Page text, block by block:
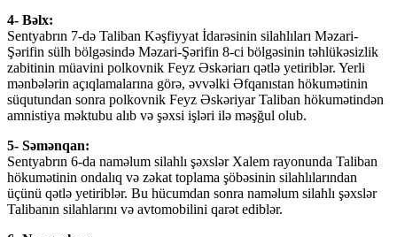
4- Bəlx:
Sentyabrın 7-də Taliban Kəşfiyyat İdarəsinin silahlıları Məzari-
Şərifin sülh bölgəsində Məzari-Şərifin 8-ci bölgəsinin təhlükəsizlik
zabitinin müavini polkovnik Feyz Əskəriarı qətlə yetiriblər. Yerli
mənbələrin açıqlamalarına görə, əvvəlki Əfqanıstan hökumətinin
süqutundan sonra polkovnik Feyz Əskəriyar Taliban hökumətindən
amnistiya məktubu alıb və şəxsi işləri ilə məşğul olub.
5- Səmənqan:
Sentyabrın 6-da naməlum silahlı şəxslər Xalem rayonunda Taliban
hökumətinin ondalıq və zəkat toplama şöbəsinin silahlılarından
üçünü qətlə yetiriblər. Bu hücumdan sonra naməlum silahlı şəxslər
Talibanın silahlarını və avtomobilini qarət ediblər.